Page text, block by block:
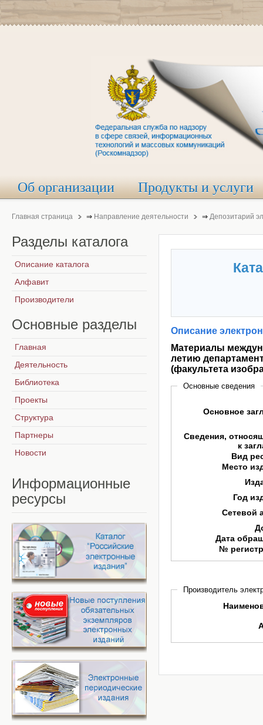
Об организации Продукты и услуги
Главная страница ⇒ Направление деятельности ⇒ Депозитарий
Описание
Материалы
летию
(факультета
Основные сведения
Основное
Сведения,
к
Вид
Место
Год
Сетевой
Дата
№
Производитель
Разделы каталога
Описание каталога
Алфавит
Производители
Основные разделы
Главная
Деятельность
Библиотека
Проекты
Структура
Партнеры
Новости
Информационные
ресурсы